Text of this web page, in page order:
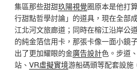
集區那些甜甜玖陽視覺圈原本是他打
行甜點哲學討論」的道具，現在全部
江北河文旅廊道；同時在榕江沿岸公
的純金箔信用卡，那張卡像一面小鏡
出了更加耀眼的金廣告設計色。步道
站、 VR虛擬實境游船碼頭等配套設施